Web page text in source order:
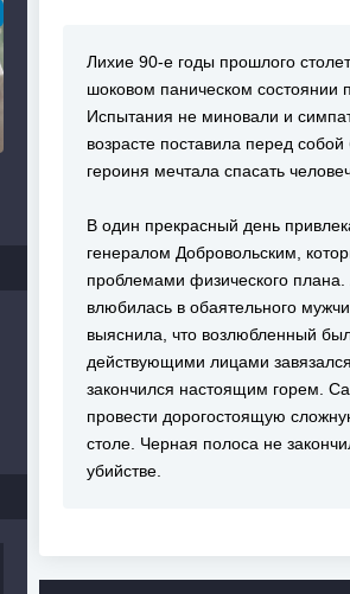
Лихие 90-е годы прошлого
шоковом паническом состоянии
Испытания не миновали и
возрасте поставила перед
героиня мечтала спасать
В один прекрасный день
генералом Добровольским,
проблемами физического
влюбилась в обаятельного
выяснила, что возлюбленный
действующими лицами
закончился настоящим горем.
провести дорогостоящую
столе. Черная полоса не
убийстве.